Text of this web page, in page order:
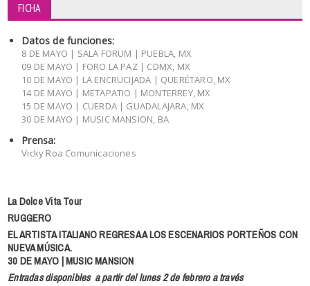
FICHA
Datos de funciones:
8 DE MAYO | SALA FORUM | PUEBLA, MX
09 DE MAYO | FORO LA PAZ | CDMX, MX
10 DE MAYO | LA ENCRUCIJADA | QUERÉTARO, MX
14 DE MAYO | METAPATIO | MONTERREY, MX
15 DE MAYO | CUERDA | GUADALAJARA, MX
30 DE MAYO | MUSIC MANSION, BA
Prensa:
Vicky Roa Comunicaciones
La Dolce Vita Tour
RUGGERO
EL ARTISTA ITALIANO REGRESA A LOS ESCENARIOS PORTEÑOS CON
NUEVA MÚSICA.
30 DE MAYO | MUSIC MANSION
Entradas disponibles a partir dellunes 2 de febreroa través